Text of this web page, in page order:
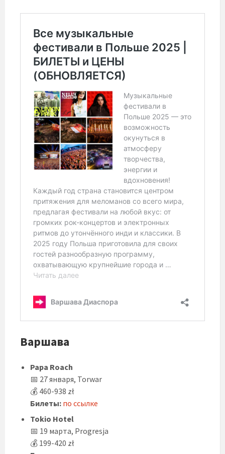
Варшава
Papa Roach
📅 27 января, Torwar
💰 460-938 zł
Билеты: по ссылке
Tokio Hotel
📅 19 марта, Progresja
💰 199-420 zł